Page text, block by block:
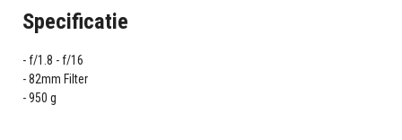
Specificatie
f/1.8 - f/16
82mm Filter
950 g